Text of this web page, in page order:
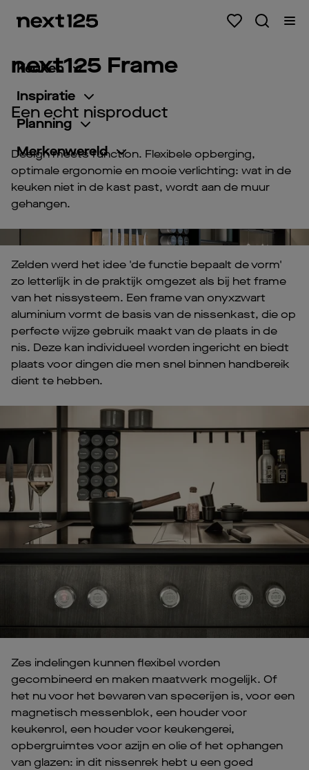
Keuken
Inspiratie
Planning
Merkenwereld
next125 Frame
Een echt nisproduct
Design meets function. Flexibele opberging,
optimale ergonomie en mooie verlichting: wat in de
keuken niet in de kast past, wordt aan de muur
gehangen.
Zelden werd het idee 'de functie bepaalt de vorm'
zo letterlijk in de praktijk omgezet als bij het frame
van het nissysteem. Een frame van onyxzwart
aluminium vormt de basis van de nissenkast, die op
perfecte wijze gebruik maakt van de plaats in de
nis. Deze kan individueel worden ingericht en biedt
plaats voor dingen die men snel binnen handbereik
dient te hebben.
Zes indelingen kunnen flexibel worden
gecombineerd en maken maatwerk mogelijk. Of
het nu voor het bewaren van specerijen is, voor een
magnetisch messenblok, een houder voor
keukenrol, een houder voor keukengerei,
opbergruimtes voor azijn en olie of het ophangen
van glazen: in dit nissenrek hebt u een goed